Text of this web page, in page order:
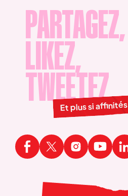
PARTAGEZ,
LIKEZ,
TWEETEZ
Et plus si affinités